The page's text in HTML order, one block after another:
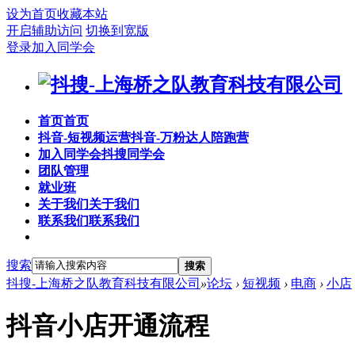
设为首页收藏本站
开启辅助访问 切换到宽版
登录加入同学会
首页首页
抖音-短视频运营抖音-万粉达人陪跑营
加入同学会抖搜同学会
团队管理
就业班
关于我们关于我们
联系我们联系我们
搜索 搜索
抖搜-上海桥之队教育科技有限公司 »论坛 › 短视频 › 电商 › 小店
抖音小店开通流程